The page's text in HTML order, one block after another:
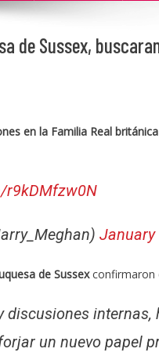
de Sussex,
en la Familia Real
r9kDMfzw0N
January
de Sussexconfirmaron
discusiones
un nuevo papel